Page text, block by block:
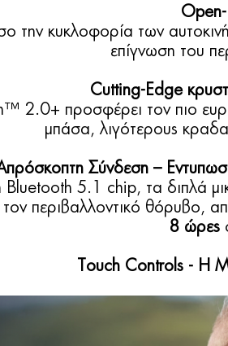
την κυκλοφορία των
επίγνωση του
Cutting-Edge
2.0+ προσφέρει τον πιο
μπάσα, λιγότερους
Σύνδεση –
5.1 chip, τα διπλά
περιβαλλοντικό θόρυβο,
8 ώρες
Touch Controls - Η